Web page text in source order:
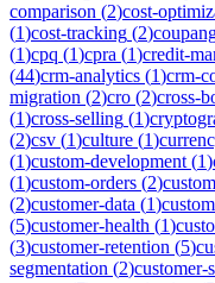
comparison (2)cost-
(1)cost-tracking (2)
(1)cpq (1)cpra (1)credit-
(44)crm-analytics (1)crm-
migration (2)cro (2)cross-
(1)cross-selling (1)
(2)csv (1)culture (1)
(1)custom-development (1)
(1)custom-orders (2)
(2)customer-data (1)
(5)customer-health (1)
(3)customer-retention (5)
segmentation (2)customer-